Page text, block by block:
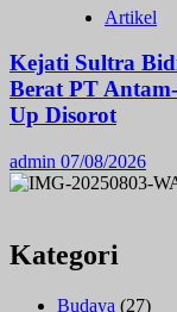
Artikel
Kejati Sultra
Berat PT
Up Disorot
admin 07/08/2026
Kategori
Budaya (27)